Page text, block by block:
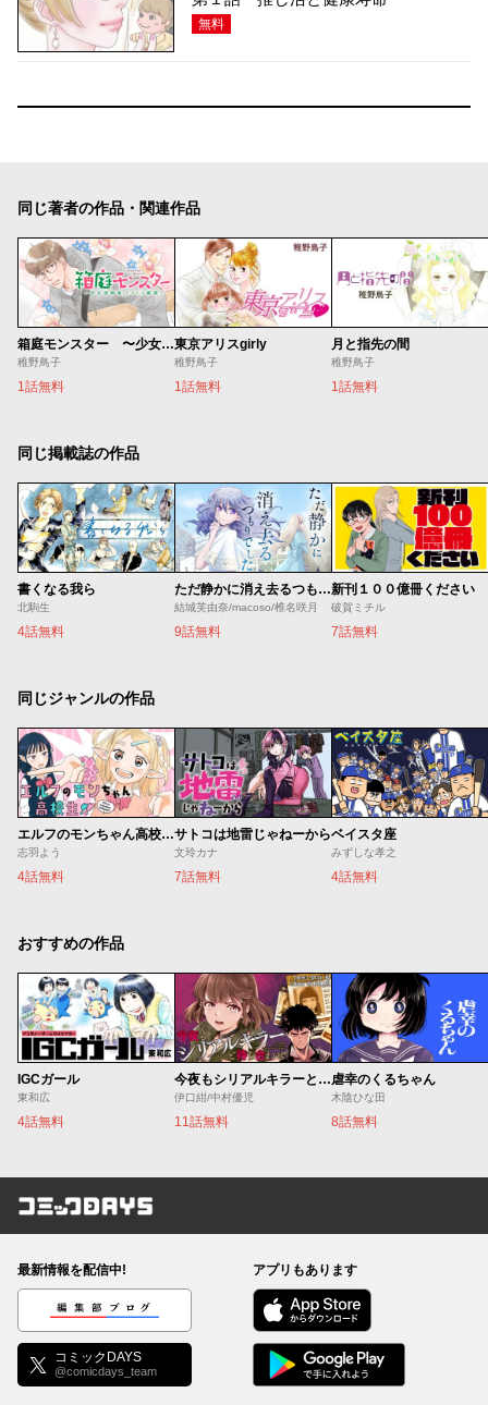
無料
同じ著者の作品・関連作品
箱庭モンスター 〜少女漫画家、ときどき紙袋〜
稚野鳥子
1話無料
東京アリスgirly
稚野鳥子
1話無料
月と指先の間
稚野鳥子
1話無料
同じ掲載誌の作品
書くなる我ら
北駒生
4話無料
ただ静かに消え去るつもりでした
結城芙由奈/macoso/椎名咲月
9話無料
新刊１００億冊ください
破賀ミチル
7話無料
同じジャンルの作品
エルフのモンちゃん高校生!!
志羽よう
4話無料
サトコは地雷じゃねーから
文玲カナ
7話無料
ベイスタ座
みずしな孝之
4話無料
おすすめの作品
IGCガール
東和広
4話無料
今夜もシリアルキラーと待ち合わせ
伊口紺/中村優児
11話無料
虐幸のくるちゃん
木陰ひな田
8話無料
コミックDAYS
最新情報を配信中!
編集部ブログ
コミックDAYS
@comicdays_team
アプリもあります